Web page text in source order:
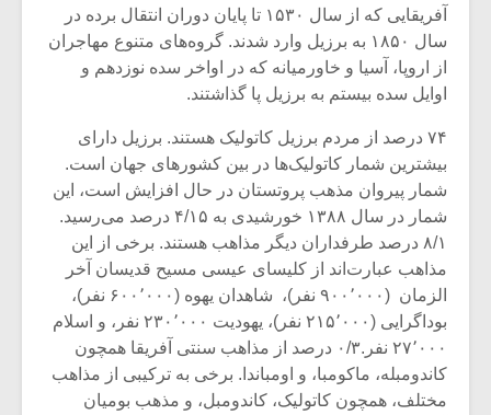
آفریقایی که از سال ۱۵۳۰ تا پایان دوران انتقال برده در
سال ۱۸۵۰ به برزیل وارد شدند. گروه‌های متنوع مهاجران
از اروپا، آسیا و خاورمیانه که در اواخر سده نوزدهم و
اوایل سده بیستم به برزیل پا گذاشتند.
۷۴ درصد از مردم برزیل کاتولیک هستند. برزیل دارای
بیشترین شمار کاتولیک‌ها در بین کشورهای جهان است.
شمار پیروان مذهب پروتستان در حال افزایش است، این
شمار در سال ۱۳۸۸ خورشیدی به ۴/۱۵ درصد می‌رسید.
۸/۱ درصد طرفداران دیگر مذاهب هستند. برخی از این
مذاهب عبارت‌اند از کلیسای عیسی مسیح قدیسان آخر
الزمان (۹۰۰٬۰۰۰ نفر)، شاهدان یهوه (۶۰۰٬۰۰۰ نفر)،
بوداگرایی (۲۱۵٬۰۰۰ نفر)، یهودیت ۲۳۰٬۰۰۰ نفر، و اسلام
۲۷٬۰۰۰ نفر.۰/۳ درصد از مذاهب سنتی آفریقا همچون
کاندومبله، ماکومبا، و اومباندا. برخی به ترکیبی از مذاهب
مختلف، همچون کاتولیک، کاندومبل، و مذهب بومیان
یادداشتی بر موسیقی
متن فیلم «متری
شیش و نیم»
اگر نمی توانی
مشهورترین باشی،
بدنام ترین باش
موسیقی